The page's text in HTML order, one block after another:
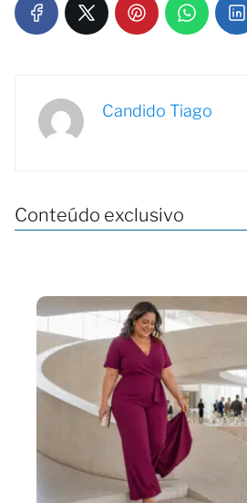
Candido Tiago
Conteúdo exclusivo